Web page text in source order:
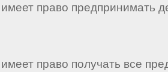
право
право получать все